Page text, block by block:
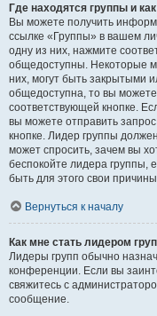
Где находятся группы и
Вы можете получить
ссылке «Группы» в вашем
одну из них, нажмите
общедоступны. Некоторые
них, могут быть закрытыми
общедоступна, то вы
соответствующей кнопке.
вы можете отправить
кнопке. Лидер группы
может спросить, зачем вы
беспокойте лидера группы,
быть для этого свои
Вернуться к началу
Как мне стать лидером
Лидеры групп обычно
конференции. Если вы
свяжитесь с
сообщение.